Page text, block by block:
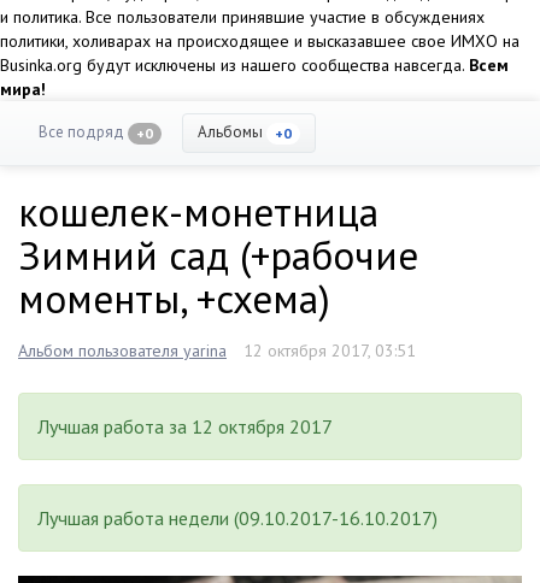
и политика. Все пользователи принявшие участие в обсуждениях
политики, холиварах на происходящее и высказавшее свое ИМХО на
Businka.org будут исключены из нашего сообщества навсегда. Всем
мира!
Все подряд +0 Альбомы +0
кошелек-монетница
Зимний сад (+рабочие
моменты, +схема)
Альбом пользователя yarina 12 октября 2017, 03:51
Лучшая работа за 12 октября 2017
Лучшая работа недели (09.10.2017-16.10.2017)